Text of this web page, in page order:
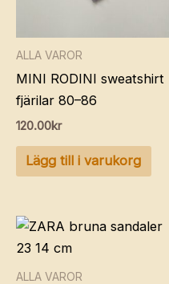
ALLA VAROR
MINI RODINI sweatshirt
fjärilar 80–86
120.00kr
Lägg till i varukorg
ALLA VAROR